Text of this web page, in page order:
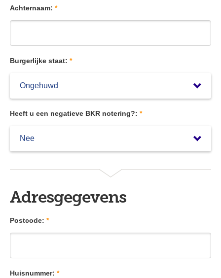
Achternaam: *
Burgerlijke staat: *
Heeft u een negatieve BKR notering?: *
Adresgegevens
Postcode: *
Huisnummer: *